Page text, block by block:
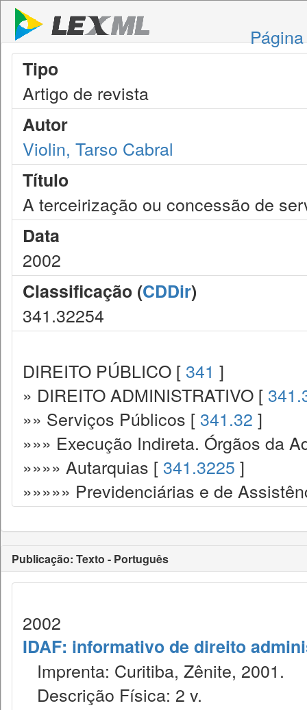
Tipo
Artigo de revista
Autor
Violin, Tarso Cabral
Título
A terceirização ou concessão de
Data
2002
Classificação (CDDir)
341.32254
DIREITO PÚBLICO [ 341 ]
» DIREITO ADMINISTRATIVO [
»» Serviços Públicos [ 341.32 ]
»»» Execução Indireta. Órgãos da
»»»» Autarquias [ 341.3225 ]
»»»»» Previdenciárias e de
Publicação: Texto - Português
2002
IDAF: informativo de direito
Imprenta: Curitiba, Zênite, 2001.
Descrição Física: 2 v.